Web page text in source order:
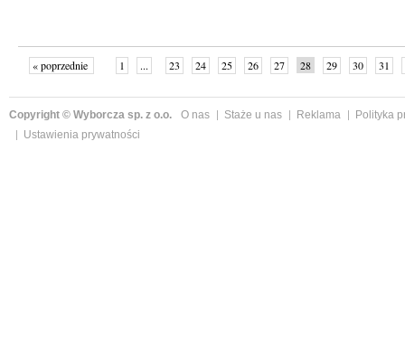
« poprzednie 1 ... 23 24 25 26 27 28 29 30 31
Copyright © Wyborcza sp. z o.o. O nas Staże u nas Reklama
Polityka
Ustawienia prywatności